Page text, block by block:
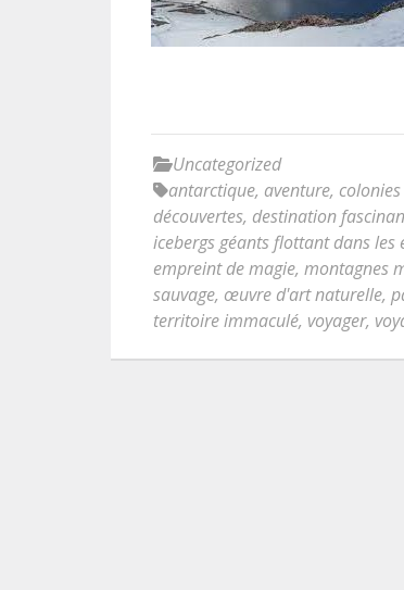
Uncategorized
antarctique, aventure,
découvertes, destination
icebergs géants flottant dans les
empreint de magie, montagnes
sauvage, œuvre d'art naturelle,
territoire immaculé, voyager,